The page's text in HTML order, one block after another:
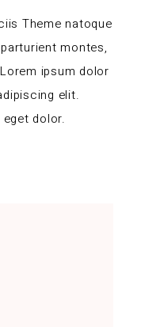
Theme natoque
montes,
ipsum dolor
elit.
dolor.